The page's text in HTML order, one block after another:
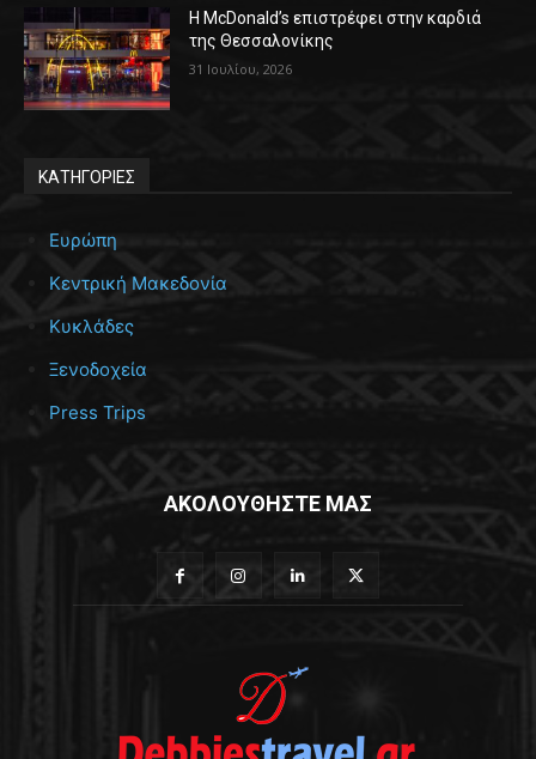
Η McDonald’s επιστρέφει στην καρδιά
της Θεσσαλονίκης
31 Ιουλίου, 2026
ΚΑΤΗΓΟΡΙΕΣ
Ευρώπη
Κεντρική Μακεδονία
Κυκλάδες
Ξενοδοχεία
Press Trips
ΑΚΟΛΟΥΘΗΣΤΕ ΜΑΣ